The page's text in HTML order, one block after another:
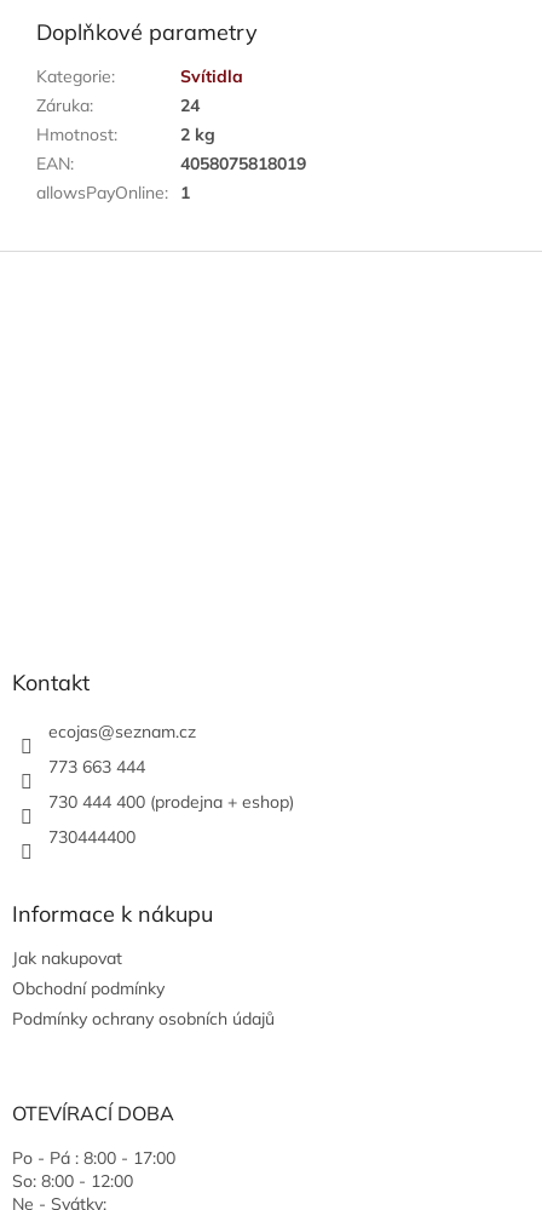
Doplňkové parametry
Kategorie:
Svítidla
Záruka:
24
Hmotnost:
2 kg
EAN:
4058075818019
allowsPayOnline: 1
Kontakt
ecojas@seznam.cz
773 663 444
730 444 400 (prodejna + eshop)
730444400
Informace k nákupu
Jak nakupovat
Obchodní podmínky
Podmínky ochrany osobních údajů
OTEVÍRACÍ DOBA
Po - Pá : 8:00 - 17:00
So: 8:00 - 12:00
Ne - Svátky: